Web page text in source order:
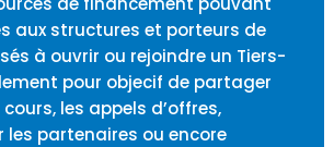
aux structures et porteurs de
à ouvrir ou rejoindre un Tiers-
pour objecif de partager
les appels d’offres,
les partenaires ou encore